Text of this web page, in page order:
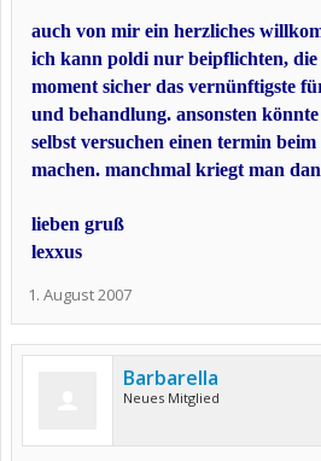
auch von mir ein herzliches
ich kann poldi nur beipflichten, die
moment sicher das vernünftigste
und behandlung. ansonsten
selbst versuchen einen termin
machen. manchmal kriegt man
lieben gruß
lexxus
1. August 2007
Barbarella
Neues Mitglied